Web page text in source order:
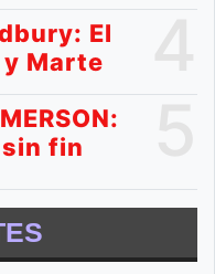
El
Marte
sin fin